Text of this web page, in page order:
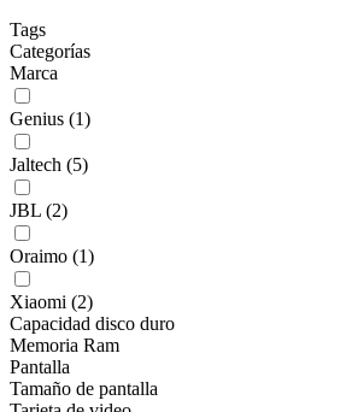
Tags
Categorías
Marca
Genius (1)
Jaltech (5)
JBL (2)
Oraimo (1)
Xiaomi (2)
Capacidad disco duro
Memoria Ram
Pantalla
Tamaño de pantalla